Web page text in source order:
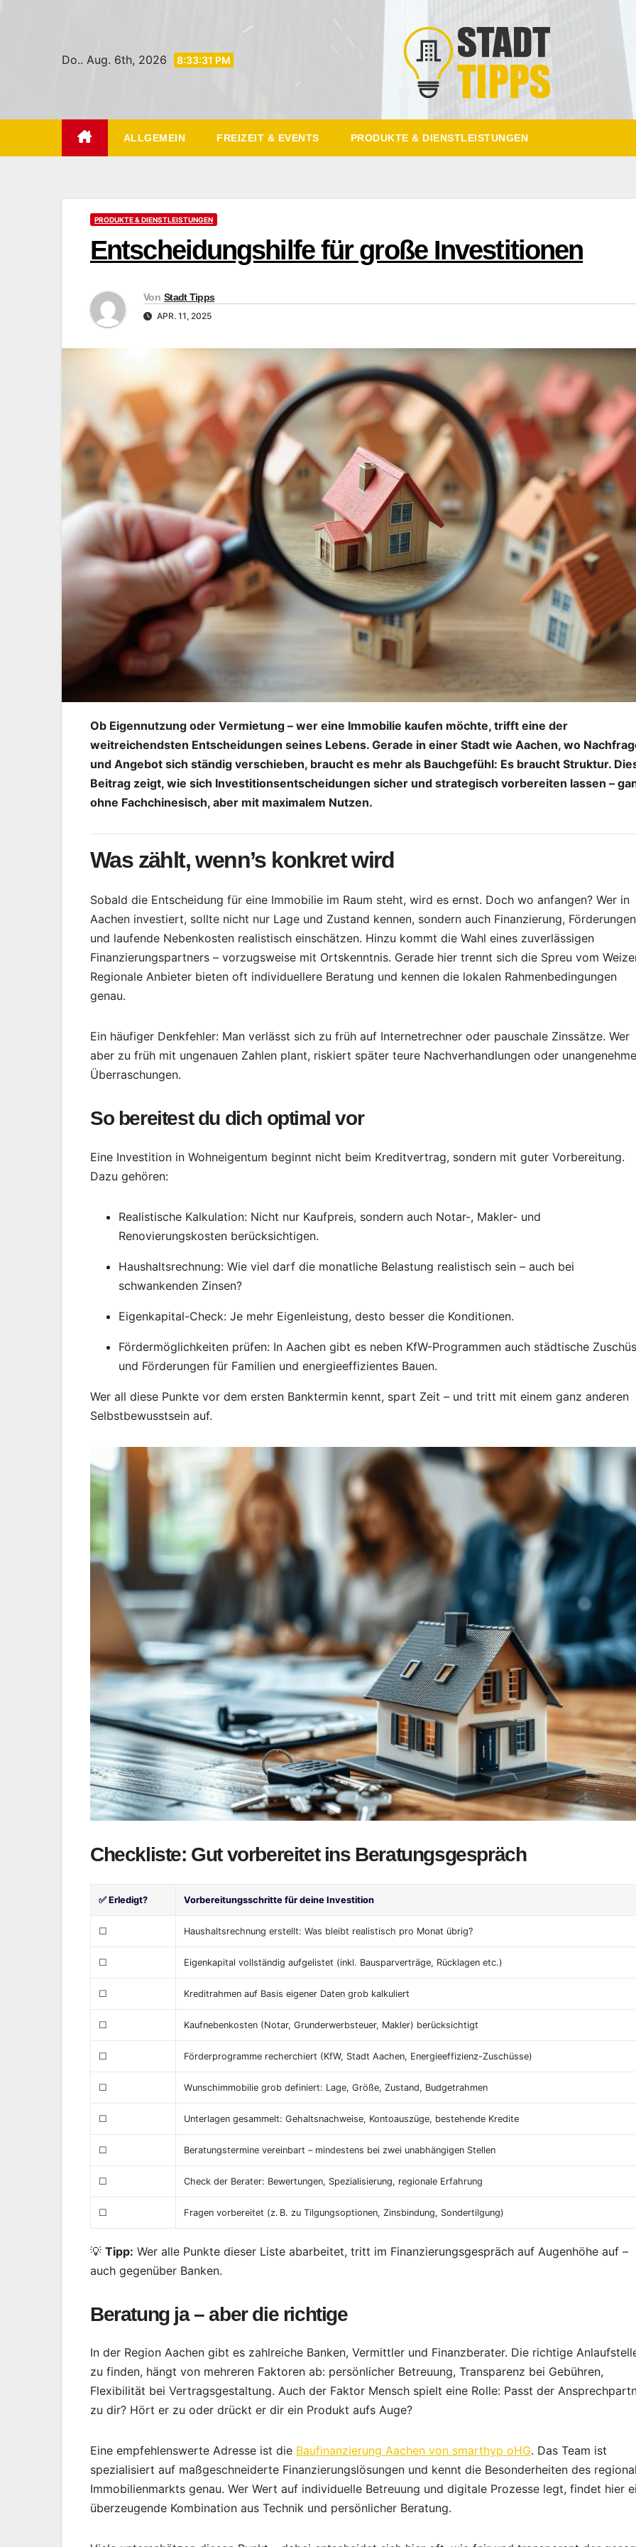
Do.. Aug. 6th, 2026 8:33:33 PM
ALLGEMEIN FREIZEIT & EVENTS PRODUKTE & DIENSTLEISTUNGEN
PRODUKTE & DIENSTLEISTUNGEN
Entscheidungshilfe für große Investitionen
Von Stadt Tipps
APR. 11, 2025
Ob Eigennutzung oder Vermietung – wer eine Immobilie kaufen möchte, trifft eine der
weitreichendsten Entscheidungen seines Lebens. Gerade in einer Stadt wie Aachen, wo
und Angebot sich ständig verschieben, braucht es mehr als Bauchgefühl: Es braucht Struktur.
Beitrag zeigt, wie sich Investitionsentscheidungen sicher und strategisch vorbereiten lassen –
ohne Fachchinesisch, aber mit maximalem Nutzen.
Was zählt, wenn’s konkret wird
Sobald die Entscheidung für eine Immobilie im Raum steht, wird es ernst. Doch wo anfangen? Wer in
Aachen investiert, sollte nicht nur Lage und Zustand kennen, sondern auch Finanzierung, Förderungen
und laufende Nebenkosten realistisch einschätzen. Hinzu kommt die Wahl eines zuverlässigen
Finanzierungspartners – vorzugsweise mit Ortskenntnis. Gerade hier trennt sich die Spreu vom
Regionale Anbieter bieten oft individuellere Beratung und kennen die lokalen Rahmenbedingungen
genau.
Ein häufiger Denkfehler: Man verlässt sich zu früh auf Internetrechner oder pauschale Zinssätze. Wer
aber zu früh mit ungenauen Zahlen plant, riskiert später teure Nachverhandlungen oder unangenehme
Überraschungen.
So bereitest du dich optimal vor
Eine Investition in Wohneigentum beginnt nicht beim Kreditvertrag, sondern mit guter Vorbereitung.
Dazu gehören:
Realistische Kalkulation: Nicht nur Kaufpreis, sondern auch Notar-, Makler- und
Renovierungskosten berücksichtigen.
Haushaltsrechnung: Wie viel darf die monatliche Belastung realistisch sein – auch bei
schwankenden Zinsen?
Eigenkapital-Check: Je mehr Eigenleistung, desto besser die Konditionen.
Fördermöglichkeiten prüfen: In Aachen gibt es neben KfW-Programmen auch städtische
und Förderungen für Familien und energieeffizientes Bauen.
Wer all diese Punkte vor dem ersten Banktermin kennt, spart Zeit – und tritt mit einem ganz anderen
Selbstbewusstsein auf.
Checkliste: Gut vorbereitet ins Beratungsgespräch
✅ Erledigt? Vorbereitungsschritte für deine Investition
☐ Haushaltsrechnung erstellt: Was bleibt realistisch pro Monat übrig?
☐ Eigenkapital vollständig aufgelistet (inkl. Bausparverträge, Rücklagen etc.)
☐ Kreditrahmen auf Basis eigener Daten grob kalkuliert
☐ Kaufnebenkosten (Notar, Grunderwerbsteuer, Makler) berücksichtigt
☐ Förderprogramme recherchiert (KfW, Stadt Aachen, Energieeffizienz-Zuschüsse)
☐ Wunschimmobilie grob definiert: Lage, Größe, Zustand, Budgetrahmen
☐ Unterlagen gesammelt: Gehaltsnachweise, Kontoauszüge, bestehende Kredite
☐ Beratungstermine vereinbart – mindestens bei zwei unabhängigen Stellen
☐ Check der Berater: Bewertungen, Spezialisierung, regionale Erfahrung
☐ Fragen vorbereitet (z. B. zu Tilgungsoptionen, Zinsbindung, Sondertilgung)
💡 Tipp: Wer alle Punkte dieser Liste abarbeitet, tritt im Finanzierungsgespräch auf Augenhöhe auf –
auch gegenüber Banken.
Beratung ja – aber die richtige
In der Region Aachen gibt es zahlreiche Banken, Vermittler und Finanzberater. Die richtige
zu finden, hängt von mehreren Faktoren ab: persönlicher Betreuung, Transparenz bei Gebühren,
Flexibilität bei Vertragsgestaltung. Auch der Faktor Mensch spielt eine Rolle: Passt der
zu dir? Hört er zu oder drückt er dir ein Produkt aufs Auge?
Eine empfehlenswerte Adresse ist die Baufinanzierung Aachen von smarthyp oHG. Das Team ist
spezialisiert auf maßgeschneiderte Finanzierungslösungen und kennt die Besonderheiten des
Immobilienmarkts genau. Wer Wert auf individuelle Betreuung und digitale Prozesse legt, findet hier
überzeugende Kombination aus Technik und persönlicher Beratung.
TRAVEL
Mit dem Bus
durch
Kappadokiens
verborgene
Wunder
abseits der
e
TIPPS &
Der
stark